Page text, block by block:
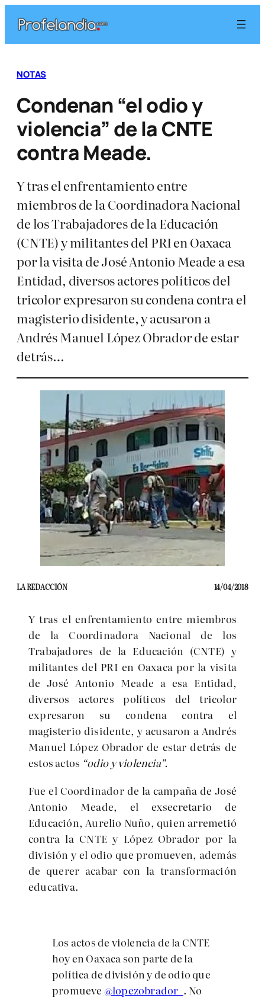
contenido
NOTAS
Condenan “el odio y
violencia” de la CNTE
contra Meade.
Y tras el enfrentamiento entre
miembros de la Coordinadora Nacional
de los Trabajadores de la Educación
(CNTE) y militantes del PRI en Oaxaca
por la visita de José Antonio Meade a esa
Entidad, diversos actores políticos del
tricolor expresaron su condena contra el
magisterio disidente, y acusaron a
Andrés Manuel López Obrador de estar
detrás…
LA REDACCIÓN 14/04/2018
Y tras el enfrentamiento entre miembros
de la Coordinadora Nacional de los
Trabajadores de la Educación (CNTE) y
militantes del PRI en Oaxaca por la visita
de José Antonio Meade a esa Entidad,
diversos actores políticos del tricolor
expresaron su condena contra el
magisterio disidente, y acusaron a Andrés
Manuel López Obrador de estar detrás de
estos actos “odio y violencia”.
Fue el Coordinador de la campaña de José
Antonio Meade, el exsecretario de
Educación, Aurelio Nuño, quien arremetió
contra la CNTE y López Obrador por la
división y el odio que promueven, además
de querer acabar con la transformación
educativa.
Los actos de violencia de la CNTE
hoy en Oaxaca son parte de la
política de división y de odio que
promueve @lopezobrador_ . No